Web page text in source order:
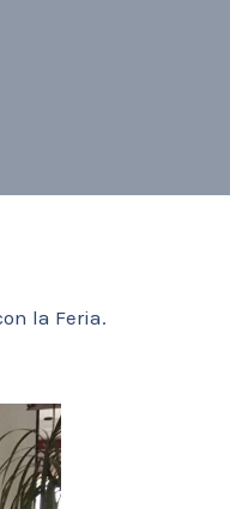
la Feria.